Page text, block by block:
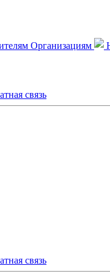
Организациям
связь
связь